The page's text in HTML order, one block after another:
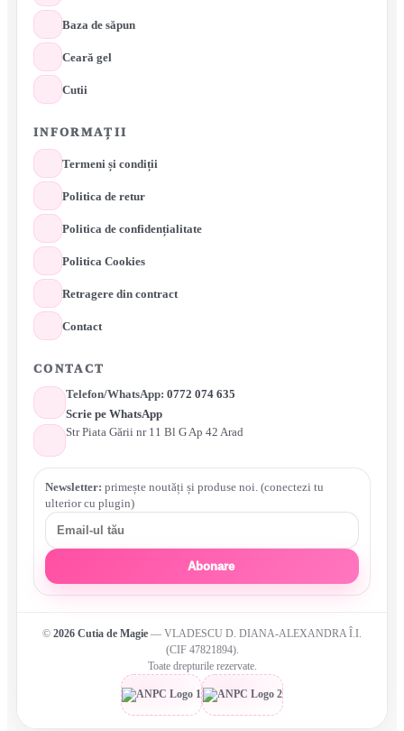
Baza de săpun
Ceară gel
Cutii
INFORMAȚII
Termeni și condiții
Politica de retur
Politica de confidențialitate
Politica Cookies
Retragere din contract
Contact
CONTACT
Telefon/WhatsApp: 0772 074 635
Scrie pe WhatsApp
Str Piata Gării nr 11 Bl G Ap 42 Arad
Newsletter: primește noutăți și produse noi. (conectezi tu
ulterior cu plugin)
Abonare
© 2026 Cutia de Magie — VLADESCU D. DIANA-ALEXANDRA Î.I.
(CIF 47821894).
Toate drepturile rezervate.